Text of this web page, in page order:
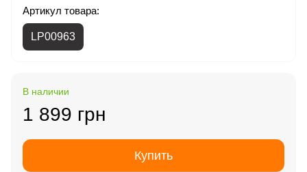
Артикул товара:
LP00963
В наличии
1 899 грн
Купить